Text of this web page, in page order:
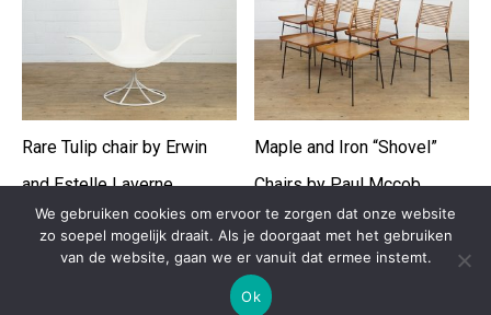
Rare Tulip chair by Erwin
and Estelle Laverne
Maple and Iron “Shovel”
Chairs by Paul Mccob
Copyright 2020 depot09 - Ontwikkeld door Best4u BVBA
We gebruiken cookies om ervoor te zorgen dat onze website
zo soepel mogelijk draait. Als je doorgaat met het gebruiken
van de website, gaan we er vanuit dat ermee instemt.
Ok